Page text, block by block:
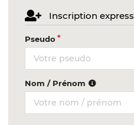
Inscription express
Pseudo
Nom / Prénom